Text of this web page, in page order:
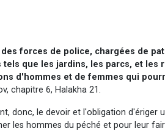
forces de police, chargées de
que les jardins, les parcs, et les
d'hommes et de femmes qui
chapitre 6, Halakha 21.
donc, le devoir et l'obligation d'ériger
les hommes du péché et pour leur